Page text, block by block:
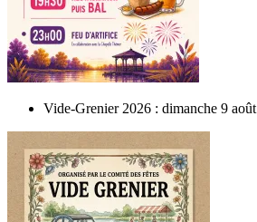
Vide-Grenier 2026 : dimanche 9 août